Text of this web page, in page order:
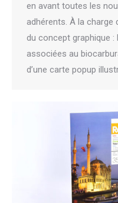
en avant toutes les
adhérents. À la charge
du concept graphique
associées au
d’une carte popup